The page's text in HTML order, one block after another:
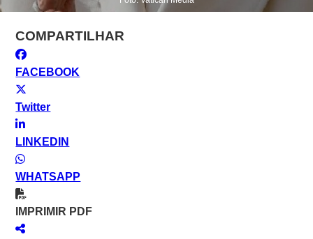
COMPARTILHAR
FACEBOOK
Twitter
LINKEDIN
WHATSAPP
IMPRIMIR PDF